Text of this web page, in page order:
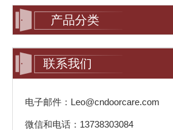
产品分类
联系我们
电子邮件：Leo@cndoorcare.com
微信和电话：13738303084